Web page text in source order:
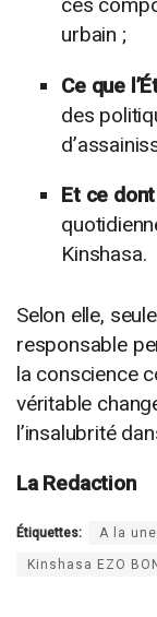
ces
urbain ;
Ce que
des
Et ce
Kinshasa.
Selon elle,
responsable
la conscience
véritable
l’insalubrité
La Redaction
Étiquettes: A la une
Kinshasa EZO